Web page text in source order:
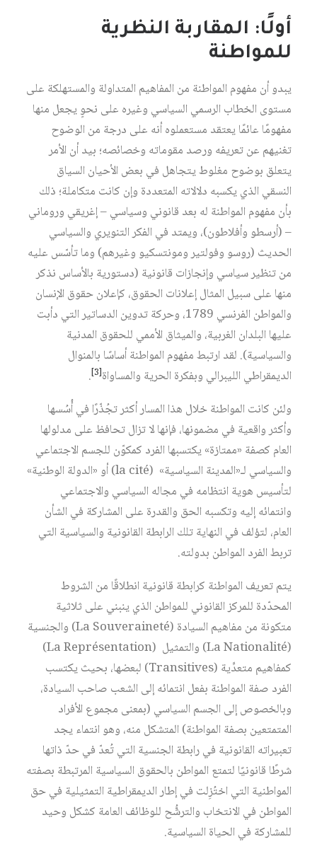
أولًا: المقاربة النظرية
للمواطنة
يبدو أن مفهوم المواطنة من المفاهيم المتداولة والمستهلكة على
مستوى الخطاب الرسمي السياسي وغيره على نحوٍ يجعل منها
مفهومًا عائمًا يعتقد مستعملوه أنه على درجة من الوضوح
تغنيهم عن تعريفه ورصد مقوماته وخصائصه؛ بيد أن الأمر
يتعلق بوضوح مغلوط يتجاهل في بعض الأحيان السياق
النسقي الذي يكسبه دلالاته المتعددة وإن كانت متكاملة؛ ذلك
بأن مفهوم المواطنة له بعد قانوني وسياسي – إغريقي وروماني
– (أرسطو وأفلاطون)، ويمتد في الفكر التنويري والسياسي
الحديث (روسو وفولتير ومونتسكيو وغيرهم) وما تأسّس عليه
من تنظير سياسي وإنجازات قانونية (دستورية بالأساس نذكر
منها على سبيل المثال إعلانات الحقوق، كإعلان حقوق الإنسان
والمواطن الفرنسي 1789، وحركة تدوين الدساتير التي دأبت
عليها البلدان الغربية، والميثاق الأممي للحقوق المدنية
والسياسية). لقد ارتبط مفهوم المواطنة أساسًا بالمنوال
الديمقراطي الليبرالي وبفكرة الحرية والمساواة[3]
.
ولئن كانت المواطنة خلال هذا المسار أكثر تجُذّرًا في أُسُسها
وأكثر واقعية في مضمونها، فإنها لا تزال تحافظ على مدلولها
العام كصفة «ممتازة» يكتسبها الفرد كمكوّن للجسم الاجتماعي
والسياسي لـ«المدينة السياسية» (la cité) أو «الدولة الوطنية»
لتأسيس هوية انتظامه في مجاله السياسي والاجتماعي
وانتمائه إليه وتكسبه الحق والقدرة على المشاركة في الشأن
العام، لتؤلف في النهاية تلك الرابطة القانونية والسياسية التي
تربط الفرد المواطن بدولته.
يتم تعريف المواطنة كرابطة قانونية انطلاقًا من الشروط
المحدّدة للمركز القانوني للمواطن الذي ينبني على ثلاثية
متكونة من مفاهيم السيادة (La Souveraineté) والجنسية
(La Nationalité) والتمثيل (La Représentation)
كمفاهيم متعدِّية (Transitives) لبعضها، بحيث يكتسب
الفرد صفة المواطنة بفعل انتمائه إلى الشعب صاحب السيادة،
وبالخصوص إلى الجسم السياسي (بمعنى مجموع الأفراد
المتمتعين بصفة المواطنة) المتشكل منه، وهو انتماء يجد
تعبيراته القانونية في رابطة الجنسية التي تُعدّ في حدّ ذاتها
شرطًا قانونيًا لتمتع المواطن بالحقوق السياسية المرتبطة بصفته
المواطنية التي اختُزِلت في إطار الديمقراطية التمثيلية في حق
المواطن في الانتخاب والترشُّح للوظائف العامة كشكل وحيد
للمشاركة في الحياة السياسية.